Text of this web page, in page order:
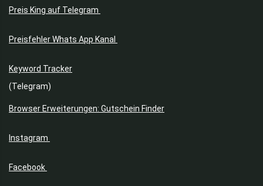
Preis King auf Telegram
Preisfehler Whats App Kanal
Keyword Tracker
(Telegram)
Browser Erweiterungen: Gutschein Finder
Instagram
Facebook